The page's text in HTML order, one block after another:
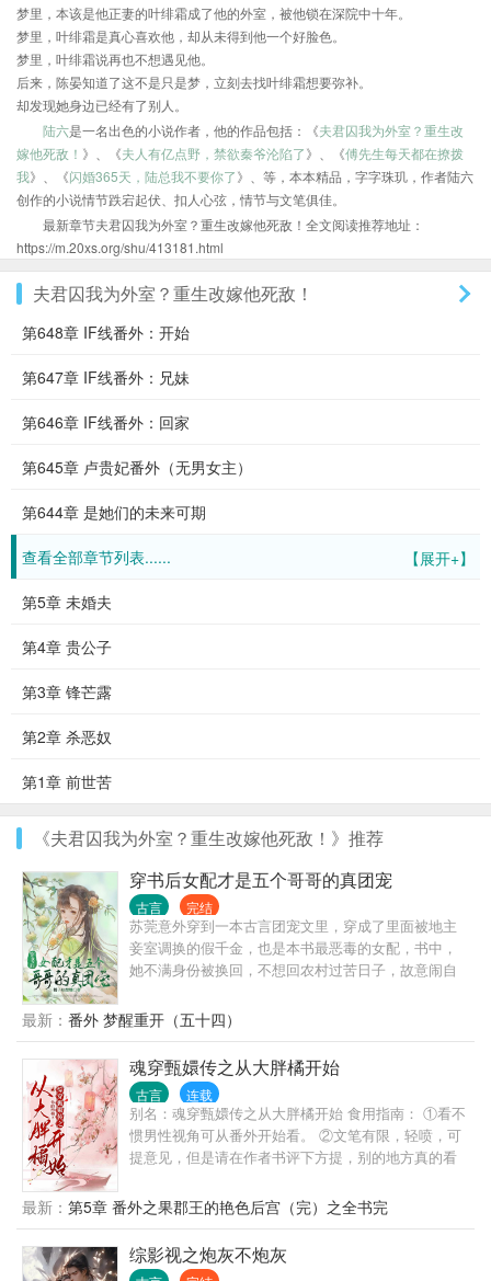
梦里，本该是他正妻的叶绯霜成了他的外室，被他锁在深院中十年。
梦里，叶绯霜是真心喜欢他，却从未得到他一个好脸色。
梦里，叶绯霜说再也不想遇见他。
后来，陈晏知道了这不是只是梦，立刻去找叶绯霜想要弥补。
却发现她身边已经有了别人。
陆六是一名出色的小说作者，他的作品包括：《夫君囚我为外室？重生改
嫁他死敌！ 》、《夫人有亿点野，禁欲秦爷沦陷了》、《傅先生每天都在撩拨
我》、《闪婚365天，陆总我不要你了》、等，本本精品，字字珠玑，作者陆六
创作的小说情节跌宕起伏、扣人心弦，情节与文笔俱佳。
最新章节夫君囚我为外室？重生改嫁他死敌！全文阅读推荐地址：
https://m.20xs.org/shu/413181.html
夫君囚我为外室？重生改嫁他死敌！
第648章 IF线番外：开始
第647章 IF线番外：兄妹
第646章 IF线番外：回家
第645章 卢贵妃番外（无男女主）
第644章 是她们的未来可期
【展开+】
查看全部章节列表......
第5章 未婚夫
第4章 贵公子
第3章 锋芒露
第2章 杀恶奴
第1章 前世苦
《夫君囚我为外室？重生改嫁他死敌！》推荐
穿书后女配才是五个哥哥的真团宠
古言 完结
苏莞意外穿到一本古言团宠文里，穿成了里面被地主
妾室调换的假千金，也是本书最恶毒的女配，书中，
她不满身份被换回，不想回农村过苦日子，故意闹自
了，而真千金头顶女主光环，是书里名副其实的团
宠，江莞的五个哥哥将来都会成为大佬，大哥入朝为
官，官拜三品，二哥被神医收徒，医毒双绝，三哥保
家卫国，成一代名将，四哥爱庖厨，御赐天下第一
楼，五哥丹青妙绝，一画难求! 他们成为大佬后，对养
妹越来越喜欢，对亲妹的所作所为却越来越厌恶，最
后死的时候，无人愿意管她。 苏莞为了改变自己书中
的命运，不让自己变得孤立无援，于是她便顺其自然
们的团宠对象。 改变哥哥们看法的日子里，她利用自
己的生活技能让生活越过越好，还一不小心救书中的
大佬男二，朝夕相处之间，他对自己情根深种，还假
装小奶狗对苏莞各种装可怜扮无辜，实际上他是个不
最新： 番外 梦醒重开（五十四）
魂穿甄嬛传之从大胖橘开始
古言 连载
别名：魂穿甄嬛传之从大胖橘开始 食用指南： ①看不
惯男性视角可从番外开始看。 ②文笔有限，轻喷，可
提意见，但是请在作者书评下方提，别的地方真的看
爱情，有自曝环节，不喜还请跳过。 「金手指强大每
个世界一个金手指＋男性向」 宋祁穿越了，成了剧中
的大胖橘。 嗯，年轻了，后宫还佳丽三千，宋祁表示
赚了，可后宫妃嫔接二连三的重生，让宋祁怀疑人
最新： 第5章 番外之果郡王的艳色后宫（完）之全书完
综影视之炮灰不炮灰